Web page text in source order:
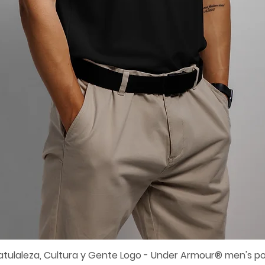
Vista rápida
Cultura y Gente Logo - Under Armour® men's